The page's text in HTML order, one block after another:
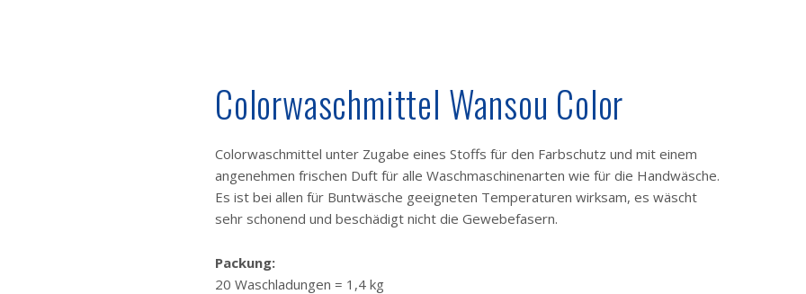
Colorwaschmittel Wansou Color
Colorwaschmittel unter Zugabe eines Stoffs für den Farbschutz und mit einem
angenehmen frischen Duft für alle Waschmaschinenarten wie für die Handwäsche.
Es ist bei allen für Buntwäsche geeigneten Temperaturen wirksam, es wäscht
sehr schonend und beschädigt nicht die Gewebefasern.
Packung:
20 Waschladungen = 1,4 kg